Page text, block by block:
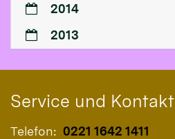
2014
2013
Service und Kontakt
Telefon: 0221 1642 1411